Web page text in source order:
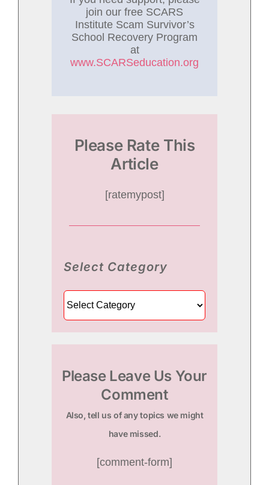
join our free SCARS
Institute Scam Survivor’s
School Recovery Program
at
www.SCARSeducation.org
Please Rate This
Article
[ratemypost]
Select Category
Select
Category
Please Leave Us Your
Comment
Also, tell us of any topics we might
have missed.
[comment-form]